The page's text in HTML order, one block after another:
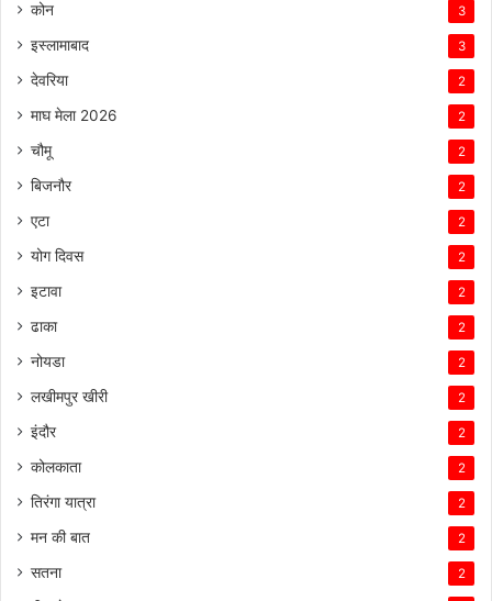
कोन 3
इस्लामाबाद 3
देवरिया 2
माघ मेला 2026 2
चौमू 2
बिजनौर 2
एटा 2
योग दिवस 2
इटावा 2
ढाका 2
नोयडा 2
लखीमपुर खीरी 2
इंदौर 2
कोलकाता 2
तिरंगा यात्रा 2
मन की बात 2
सतना 2